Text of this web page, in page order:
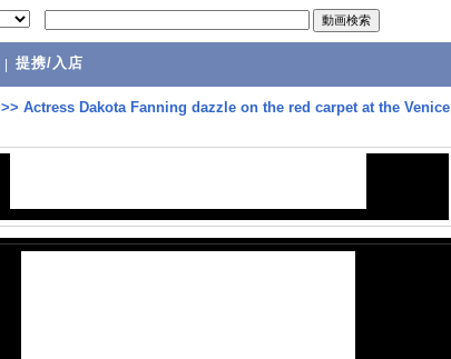
提携/入店
>> Actress Dakota Fanning dazzle on the red carpet at the Venice